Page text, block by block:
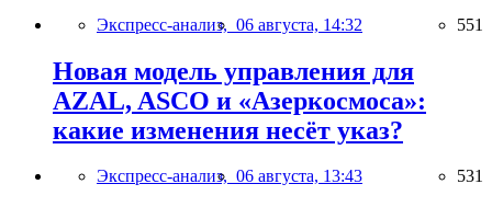
Экспресс-анализ, 06 августа, 14:32 551
Новая модель управления для
AZAL, ASCO и «Азеркосмоса»:
какие изменения несёт указ?
Экспресс-анализ, 06 августа, 13:43 531